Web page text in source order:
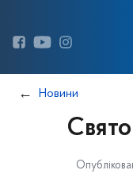
Новини